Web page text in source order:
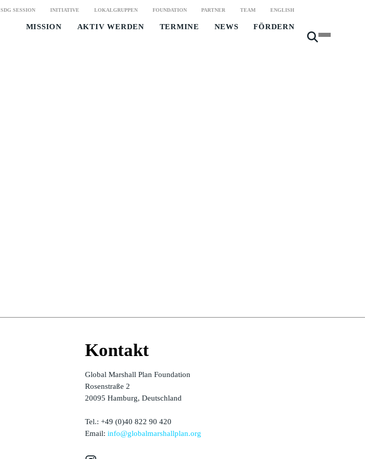
SDG SESSION INITIATIVE LOKALGRUPPEN FOUNDATION PARTNER TEAM ENGLISH
MISSION AKTIV WERDEN TERMINE NEWS FÖRDERN
Kontakt
Global Marshall Plan Foundation
Rosenstraße 2
20095 Hamburg, Deutschland
Tel.: +49 (0)40 822 90 420
Email: info@globalmarshallplan.org